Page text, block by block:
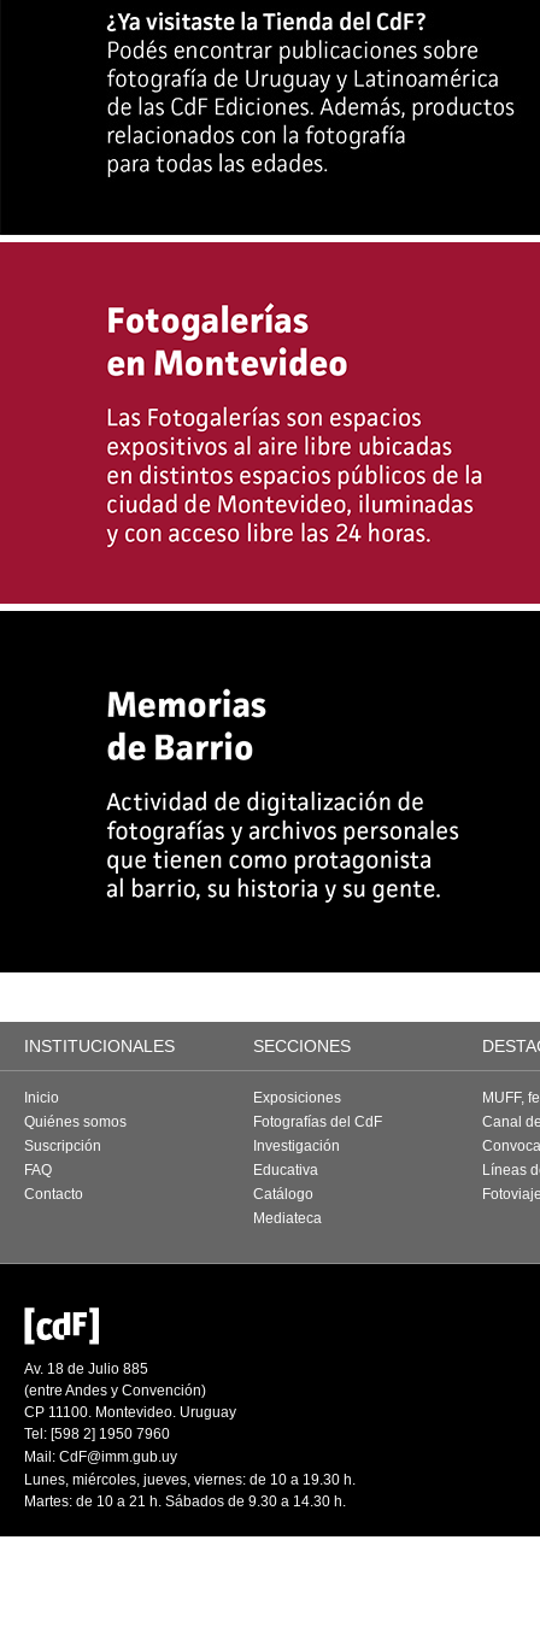
INSTITUCIONALES SECCIONES
Inicio
Quiénes somos
Suscripción
FAQ
Contacto
Exposiciones
Fotografías del CdF
Investigación
Educativa
Catálogo
Mediateca
MUFF,
Canal
Líneas
Av. 18 de Julio 885
(entre Andes y Convención)
CP 11100. Montevideo. Uruguay
Tel: [598 2] 1950 7960
Mail: CdF@imm.gub.uy
Lunes, miércoles, jueves, viernes: de 10 a 19.30 h.
Martes: de 10 a 21 h. Sábados de 9.30 a 14.30 h.